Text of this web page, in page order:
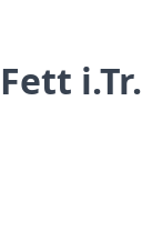
i.Tr.